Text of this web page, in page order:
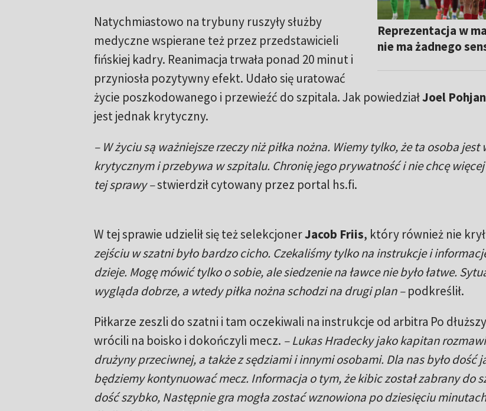
Reprezentacja w
nie ma żadnego
Natychmiastowo na trybuny ruszyły służby
medyczne wspierane też przez przedstawicieli
fińskiej kadry. Reanimacja trwała ponad 20 minut i
przyniosła pozytywny efekt. Udało się uratować
życie poszkodowanego i przewieźć do szpitala. Jak powiedziałJoel
jest jednak krytyczny.
– W życiu są ważniejsze rzeczy niż piłka nożna. Wiemy tylko, że ta osoba jest
krytycznym i przebywa w szpitalu. Chronię jego prywatność i nie chcę
tej sprawy –stwierdził cytowany przez portal hs.fi.
W tej sprawie udzielił się też selekcjonerJacob Friis, który również nie
zejściu w szatni było bardzo cicho. Czekaliśmy tylko na instrukcje i
dzieje. Mogę mówić tylko o sobie, ale siedzenie na ławce nie było łatwe.
wygląda dobrze, a wtedy piłka nożna schodzi na drugi plan –podkreślił.
Piłkarze zeszli do szatni i tam oczekiwali na instrukcje od arbitra Po
wrócili na boisko i dokończyli mecz. – Lukas Hradecky jako kapitan
drużyny przeciwnej, a także z sędziami i innymi osobami. Dla nas było dość
będziemy kontynuować mecz. Informacja o tym, że kibic został zabrany do
dość szybko, Następnie gra mogła zostać wznowiona po dziesięciu